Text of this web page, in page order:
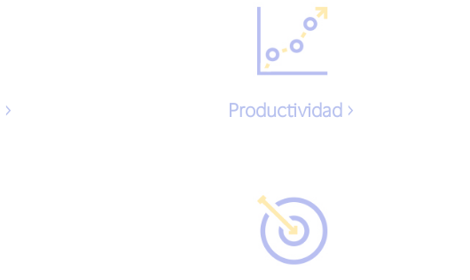
Productividad